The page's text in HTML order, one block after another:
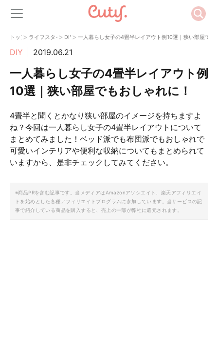
トップ> ライフスタイル
> DIY> 一人暮らし女子の4畳半レイアウト例10選｜狭い部屋でも
DIY 2019.06.21
一人暮らし女子の4畳半レイアウト例
10選｜狭い部屋でもおしゃれに！
4畳半と聞くとかなり狭い部屋のイメージを持ちますよ
ね？今回は一人暮らし女子の4畳半レイアウトについて
まとめてみました！ベッド派でも布団派でもおしゃれで
可愛いインテリアや便利な収納についてもまとめられて
いますから、是非チェックしてみてください。
※商品PRを含む記事です。当メディアはAmazonアソシエイト、楽天アフィリエイ
トを始めとした各種アフィリエイトプログラムに参加しています。当サービスの記
事で紹介している商品を購入すると、売上の一部が弊社に還元されます。